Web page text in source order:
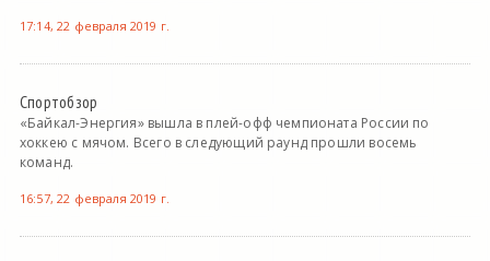
17:14, 22 февраля 2019 г.
Спортобзор
«Байкал-Энергия» вышла в плей-офф чемпионата России по
хоккею с мячом. Всего в следующий раунд прошли восемь
команд.
16:57, 22 февраля 2019 г.